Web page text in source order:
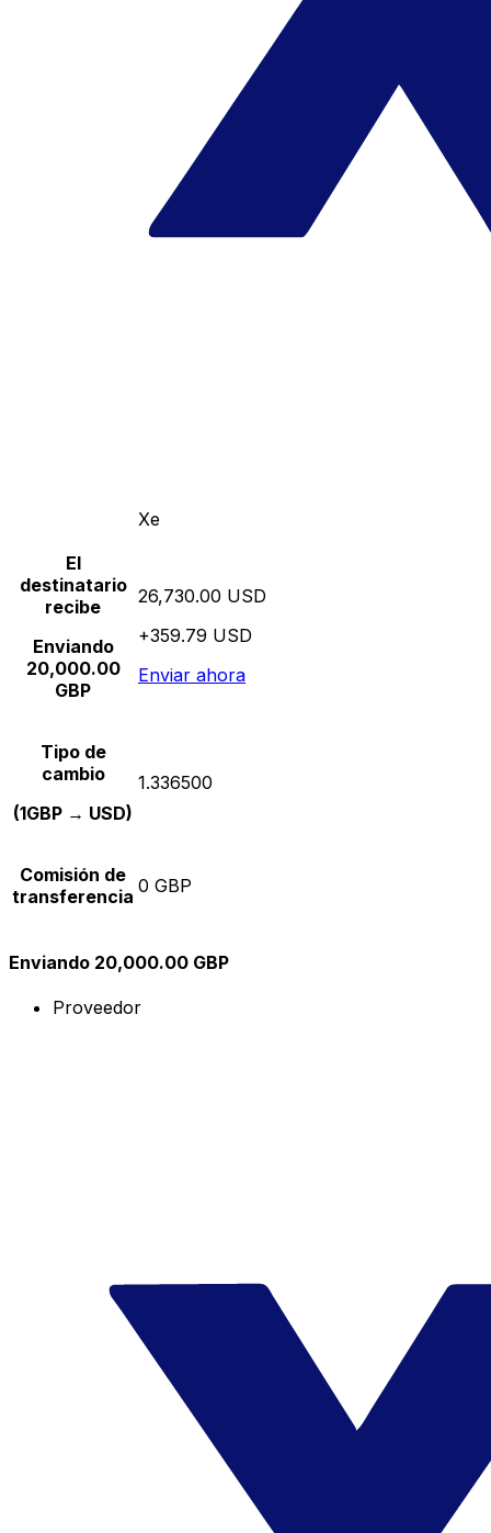
Xe
El
destinatario
recibe
Enviando
20,000.00
GBP
26,730.00 USD
+359.79 USD
Enviar ahora
Tipo de
cambio
(1GBP → USD)
1.336500
Comisión de
transferencia 0 GBP
Enviando 20,000.00 GBP
Proveedor